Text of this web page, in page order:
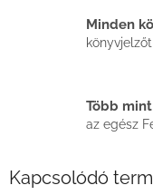
Minden
Több
az egész
Kapcsolódó